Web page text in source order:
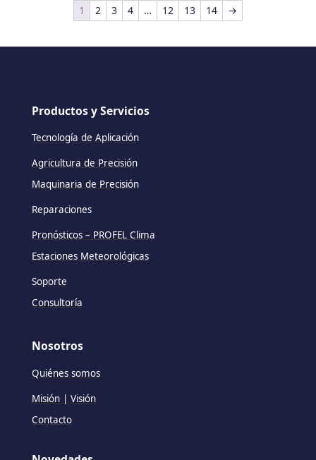
1 2 3 4 … 12 13 14 →
Productos y Servicios
Tecnología de Aplicación
Agricultura de Precisión
Maquinaria de Precisión
Reparaciones
Pronósticos – PROFEL Clima
Estaciones Meteorológicas
Soporte
Consultoría
Nosotros
Quiénes somos
Misión | Visión
Contacto